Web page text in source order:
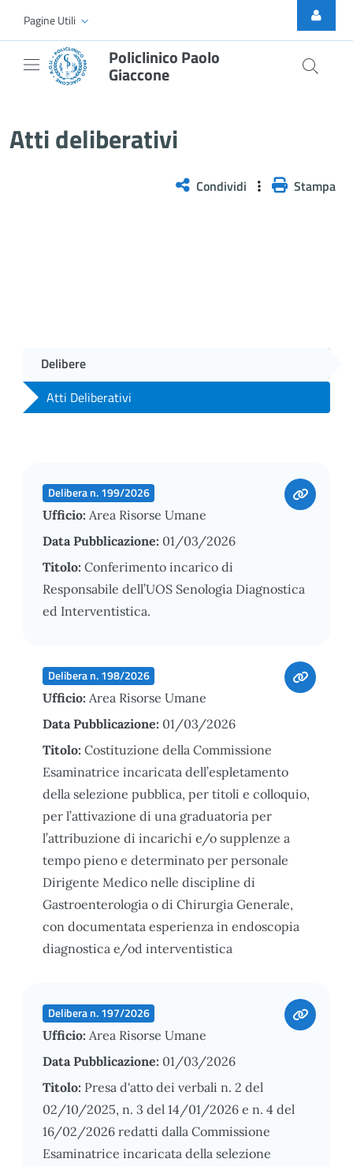
Skip to Main Content
Pagine Utili
Policlinico Paolo
Giaccone
Atti deliberativi
Condividi Stampa
Delibere
Atti Deliberativi
Delibera n. 199/2026
Ufficio: Area Risorse Umane
Data Pubblicazione: 01/03/2026
Titolo: Conferimento incarico di
Responsabile dell’UOS Senologia Diagnostica
ed Interventistica.
Delibera n. 198/2026
Ufficio: Area Risorse Umane
Data Pubblicazione: 01/03/2026
Titolo: Costituzione della Commissione
Esaminatrice incaricata dell’espletamento
della selezione pubblica, per titoli e colloquio,
per l’attivazione di una graduatoria per
l’attribuzione di incarichi e/o supplenze a
tempo pieno e determinato per personale
Dirigente Medico nelle discipline di
Gastroenterologia o di Chirurgia Generale,
con documentata esperienza in endoscopia
diagnostica e/od interventistica
Delibera n. 197/2026
Ufficio: Area Risorse Umane
Data Pubblicazione: 01/03/2026
Titolo: Presa d'atto dei verbali n. 2 del
02/10/2025, n. 3 del 14/01/2026 e n. 4 del
16/02/2026 redatti dalla Commissione
Esaminatrice incaricata della selezione